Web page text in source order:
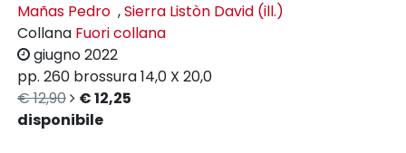
Mañas Pedro ,Sierra Listòn David (ill.)
Collana Fuori collana
giugno 2022
pp. 260 brossura14,0 X 20,0
€ 12,90
€ 12,25
disponibile